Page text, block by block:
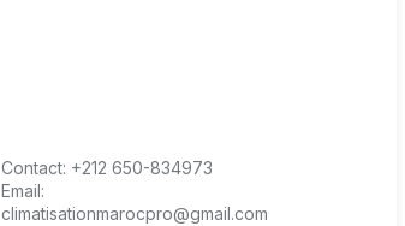
Contact: +212 650-834973
Email:
climatisationmarocpro@gmail.com